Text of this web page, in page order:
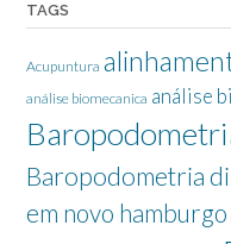
TAGS
Acupuntura
análise biomecanica análise
Baropodometria
em novo hamburgo